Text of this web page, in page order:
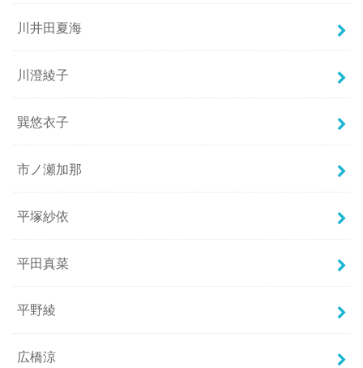
川井田夏海
川澄綾子
巽悠衣子
市ノ瀬加那
平塚紗依
平田真菜
平野綾
広橋涼